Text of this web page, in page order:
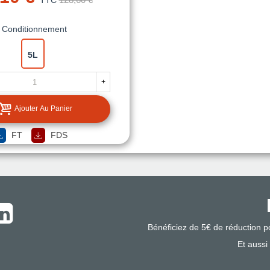
Conditionnement
5L
+
Ajouter Au Panier
FT FDS
Bénéficiez de 5€ de réduction
Et